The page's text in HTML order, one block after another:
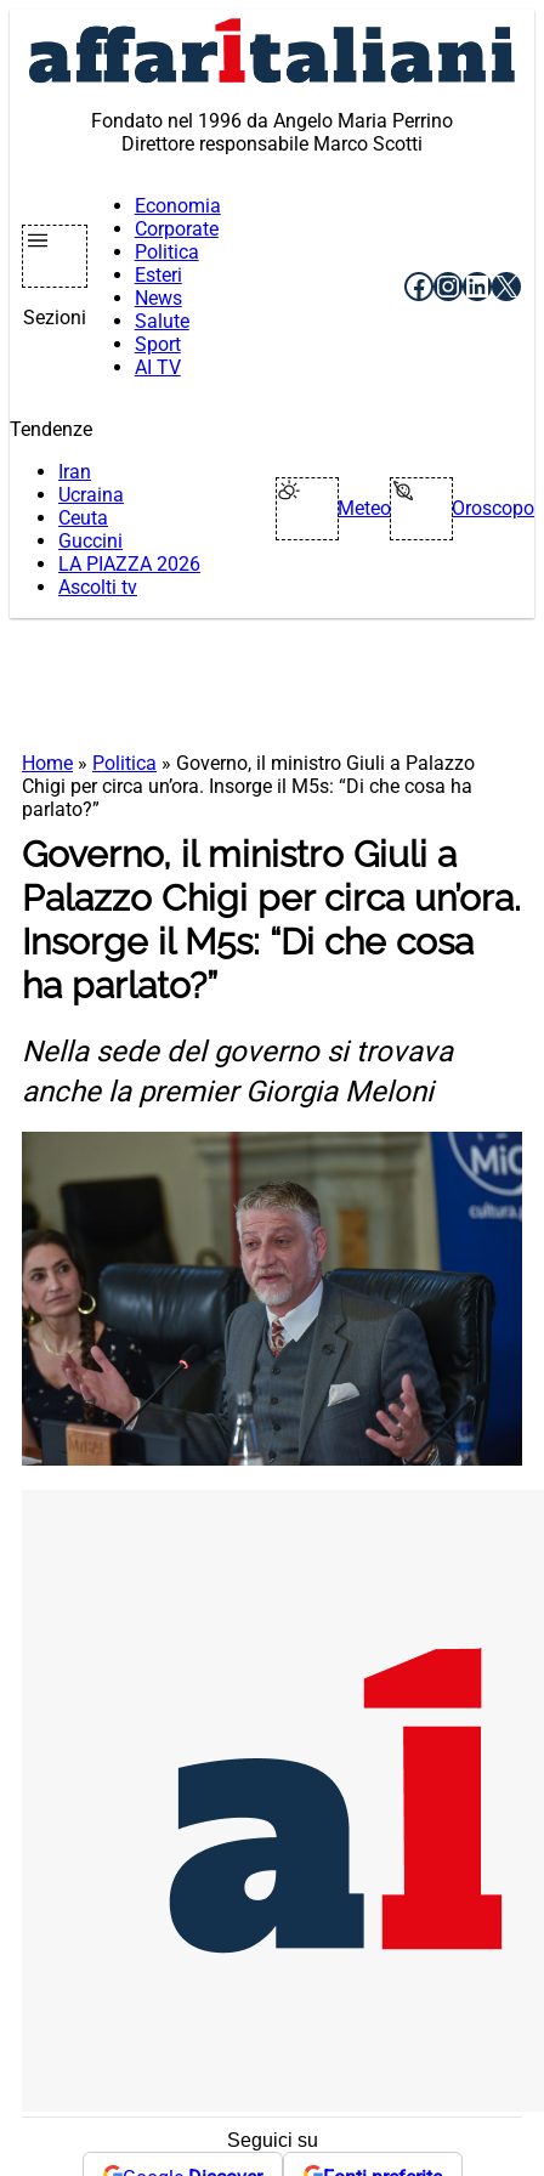
contenuto
Fondato nel 1996 da Angelo Maria Perrino
Direttore responsabile Marco Scotti
Sezioni
Economia
Corporate
Politica
Esteri
News
Salute
Sport
AI TV
Facebook
X
Tendenze
Iran
Ucraina
Ceuta
Guccini
LA PIAZZA 2026
Ascolti tv
Meteo Oroscopo
Home » Politica » Governo, il ministro Giuli a Palazzo
Chigi per circa un’ora. Insorge il M5s: “Di che cosa ha
parlato?”
Governo, il ministro Giuli a
Palazzo Chigi per circa un’ora.
Insorge il M5s: “Di che cosa
ha parlato?”
Nella sede del governo si trovava
anche la premier Giorgia Meloni
Seguici su